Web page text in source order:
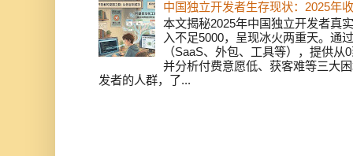
中国独立开发者生存现状：2025年
本文揭秘2025年中国独立开发者真
入不足5000，呈现冰火两重天。通
（SaaS、外包、工具等），提供
并分析付费意愿低、获客难等三大
发者的人群，了...